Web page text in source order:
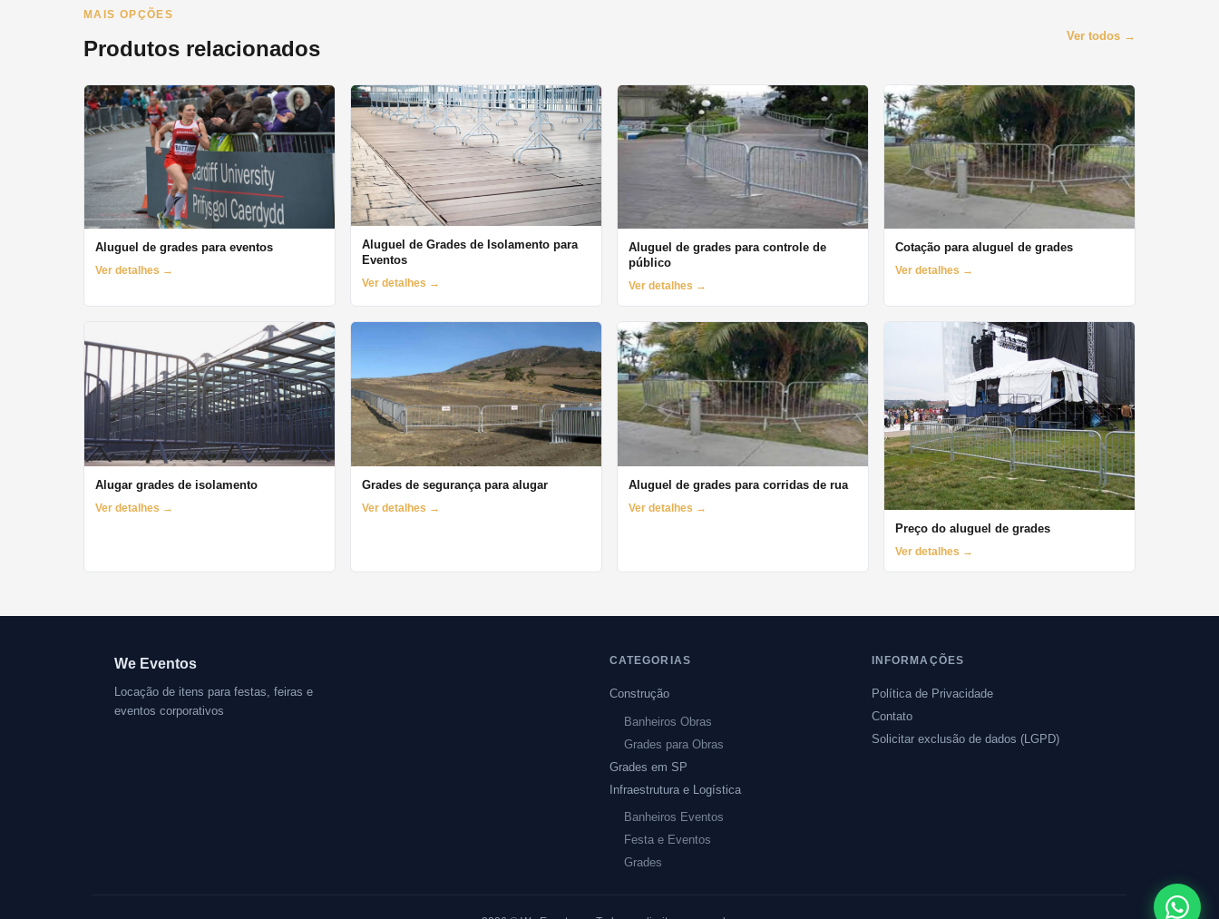
MAIS OPÇÕES
Produtos relacionados Ver todos →
Aluguel de grades para eventos
Ver detalhes →
Aluguel de Grades de Isolamento para
Eventos
Ver detalhes →
Aluguel de grades para controle de
público
Ver detalhes →
Cotação para aluguel de grades
Ver detalhes →
Alugar grades de isolamento
Ver detalhes →
Grades de segurança para alugar
Ver detalhes →
Aluguel de grades para corridas de rua
Ver detalhes →
Preço do aluguel de grades
Ver detalhes →
We Eventos
Locação de itens para festas, feiras e
eventos corporativos
CATEGORIAS
Construção
Banheiros Obras
Grades para Obras
Grades em SP
Infraestrutura e Logística
Banheiros Eventos
Festa e Eventos
Grades
INFORMAÇÕES
Política de Privacidade
Contato
Solicitar exclusão de dados (LGPD)